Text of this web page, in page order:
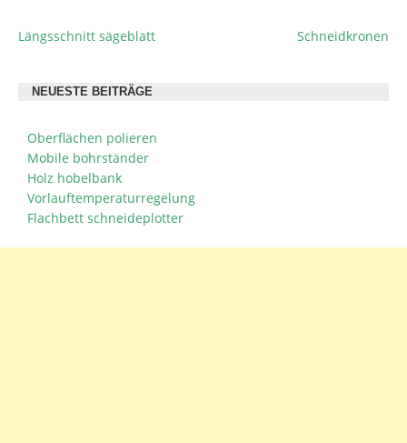
BEITRAGSNAVIGATION
Längsschnitt sägeblatt Schneidkronen
NEUESTE BEITRÄGE
Oberflächen polieren
Mobile bohrständer
Holz hobelbank
Vorlauftemperaturregelung
Flachbett schneideplotter